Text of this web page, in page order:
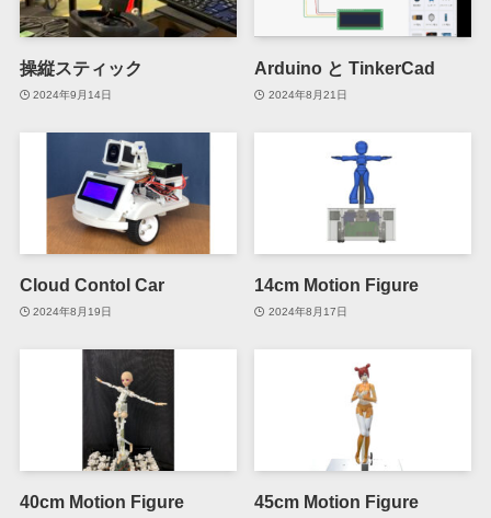
操縦スティック
2024年9月14日
Arduino と TinkerCad
2024年8月21日
Cloud Contol Car
2024年8月19日
14cm Motion Figure
2024年8月17日
40cm Motion Figure 45cm Motion Figure